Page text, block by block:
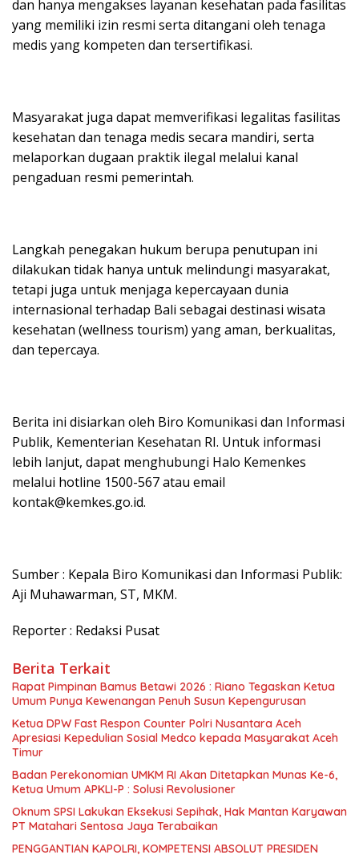
dan hanya mengakses layanan kesehatan pada fasilitas
yang memiliki izin resmi serta ditangani oleh tenaga
medis yang kompeten dan tersertifikasi.
Masyarakat juga dapat memverifikasi legalitas fasilitas
kesehatan dan tenaga medis secara mandiri, serta
melaporkan dugaan praktik ilegal melalui kanal
pengaduan resmi pemerintah.
Langkah penegakan hukum berupa penutupan ini
dilakukan tidak hanya untuk melindungi masyarakat,
tetapi juga untuk menjaga kepercayaan dunia
internasional terhadap Bali sebagai destinasi wisata
kesehatan (wellness tourism) yang aman, berkualitas,
dan tepercaya.
Berita ini disiarkan oleh Biro Komunikasi dan Informasi
Publik, Kementerian Kesehatan RI. Untuk informasi
lebih lanjut, dapat menghubungi Halo Kemenkes
melalui hotline 1500-567 atau email
kontak@kemkes.go.id.
Sumber : Kepala Biro Komunikasi dan Informasi Publik:
Aji Muhawarman, ST, MKM.
Reporter : Redaksi Pusat
Berita Terkait
Rapat Pimpinan Bamus Betawi 2026 : Riano Tegaskan Ketua
Umum Punya Kewenangan Penuh Susun Kepengurusan
Ketua DPW Fast Respon Counter Polri Nusantara Aceh
Apresiasi Kepedulian Sosial Medco kepada Masyarakat Aceh
Timur
Badan Perekonomian UMKM RI Akan Ditetapkan Munas Ke-6,
Ketua Umum APKLI-P : Solusi Revolusioner
Oknum SPSI Lakukan Eksekusi Sepihak, Hak Mantan Karyawan
PT Matahari Sentosa Jaya Terabaikan
PENGGANTIAN KAPOLRI, KOMPETENSI ABSOLUT PRESIDEN